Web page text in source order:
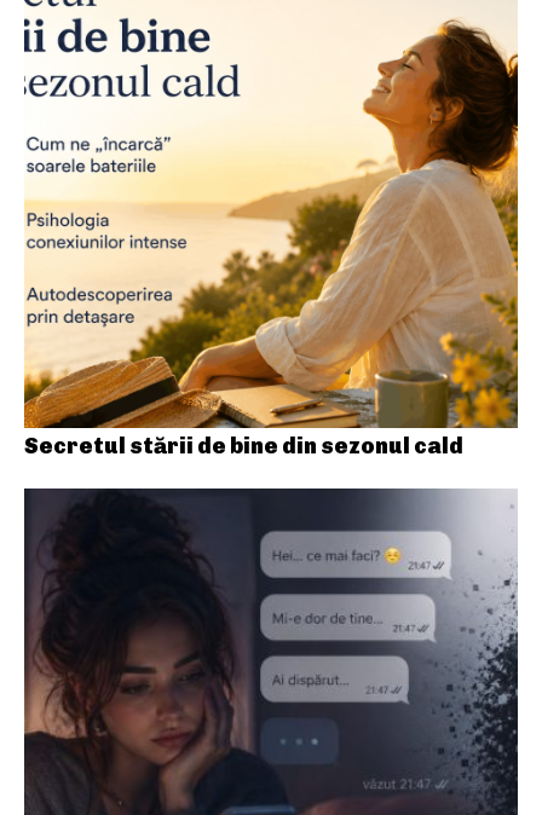
Secretul stării de bine din sezonul cald